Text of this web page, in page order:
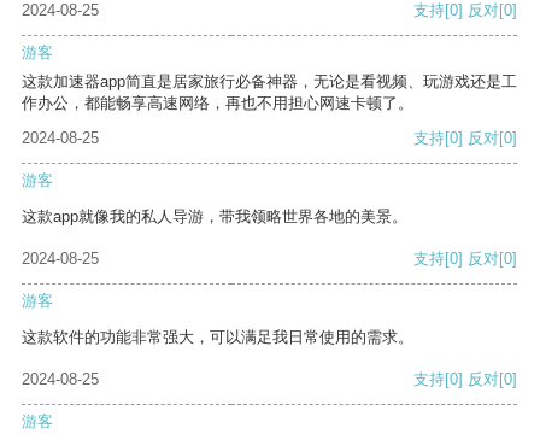
2024-08-25
支持[0] 反对[0]
游客
这款加速器app简直是居家旅行必备神器，无论是看视频、玩游戏还是工
作办公，都能畅享高速网络，再也不用担心网速卡顿了。
2024-08-25
支持[0] 反对[0]
游客
这款app就像我的私人导游，带我领略世界各地的美景。
2024-08-25 支持[0] 反对[0]
游客
这款软件的功能非常强大，可以满足我日常使用的需求。
2024-08-25 支持[0] 反对[0]
游客